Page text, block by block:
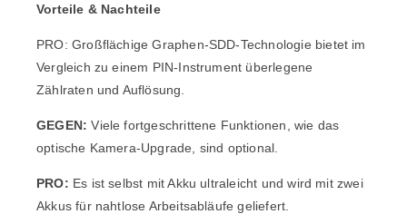
Vorteile & Nachteile
PRO: Großflächige Graphen-SDD-Technologie bietet im
Vergleich zu einem PIN-Instrument überlegene
Zählraten und Auflösung.
GEGEN: Viele fortgeschrittene Funktionen, wie das
optische Kamera-Upgrade, sind optional.
PRO: Es ist selbst mit Akku ultraleicht und wird mit zwei
Akkus für nahtlose Arbeitsabläufe geliefert.